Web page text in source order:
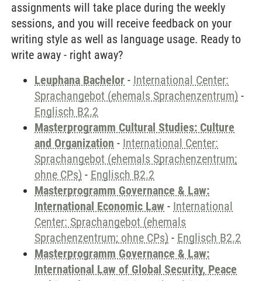
assignments will take place during the weekly
sessions, and you will receive feedback on your
writing style as well as language usage. Ready to
write away - right away?
Leuphana Bachelor - International Center:
Sprachangebot (ehemals Sprachenzentrum) -
Englisch B2.2
Masterprogramm Cultural Studies: Culture
and Organization - International Center:
Sprachangebot (ehemals Sprachenzentrum;
ohne CPs) - Englisch B2.2
Masterprogramm Governance & Law:
International Economic Law - International
Center: Sprachangebot (ehemals
Sprachenzentrum; ohne CPs) - Englisch B2.2
Masterprogramm Governance & Law:
International Law of Global Security, Peace